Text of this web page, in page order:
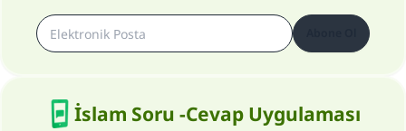
İslam Soru -Cevap Uygulaması